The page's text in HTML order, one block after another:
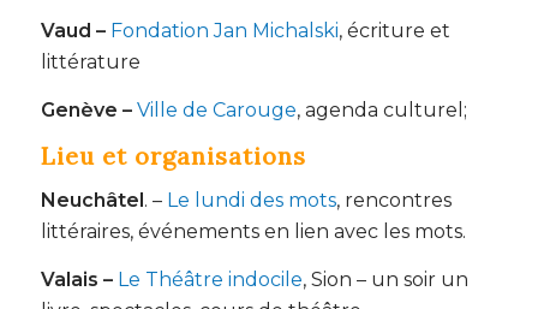
Vaud – Fondation Jan Michalski, écriture et
littérature
Genève – Ville de Carouge, agenda culturel;
Lieu et organisations
Neuchâtel . – Le lundi des mots, rencontres
littéraires, événements en lien avec les mots.
Valais – Le Théâtre indocile, Sion – un soir un